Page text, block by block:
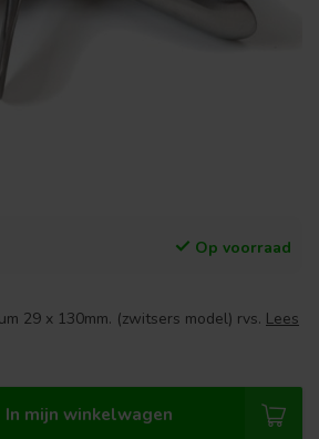
Op voorraad
29 x 130mm. (zwitsers model) rvs. Lees
In mijn winkelwagen